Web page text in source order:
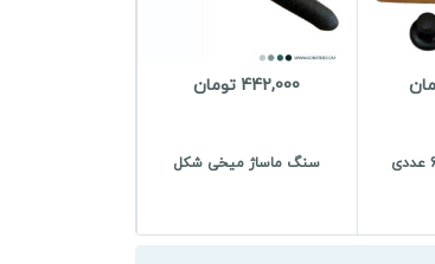
442,000 تومان
سنگ ماساژ میخی شکل